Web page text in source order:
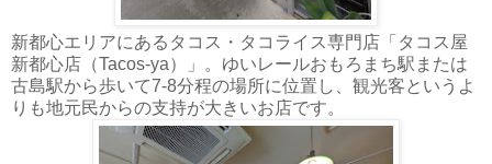
新都心エリアにあるタコス・タコライス専門店「タコス屋
新都心店（Tacos-ya）」。ゆいレールおもろまち駅または
古島駅から歩いて7-8分程の場所に位置し、観光客というよ
りも地元民からの支持が大きいお店です。